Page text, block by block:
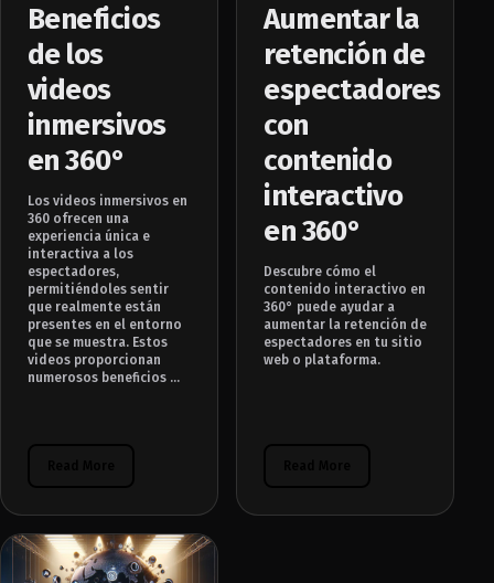
Beneficios
de los
videos
inmersivos
en 360°
Los videos inmersivos en
360 ofrecen una
experiencia única e
interactiva a los
espectadores,
permitiéndoles sentir
que realmente están
presentes en el entorno
que se muestra. Estos
videos proporcionan
numerosos beneficios ...
Aumentar la
retención de
espectadores
con
contenido
interactivo
en 360°
Descubre cómo el
contenido interactivo en
360° puede ayudar a
aumentar la retención de
espectadores en tu sitio
web o plataforma.